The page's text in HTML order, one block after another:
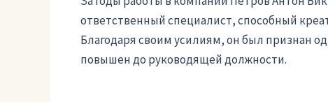
ответственный специалист, способный
Благодаря своим усилиям, он был признан
повышен до руководящей должности.